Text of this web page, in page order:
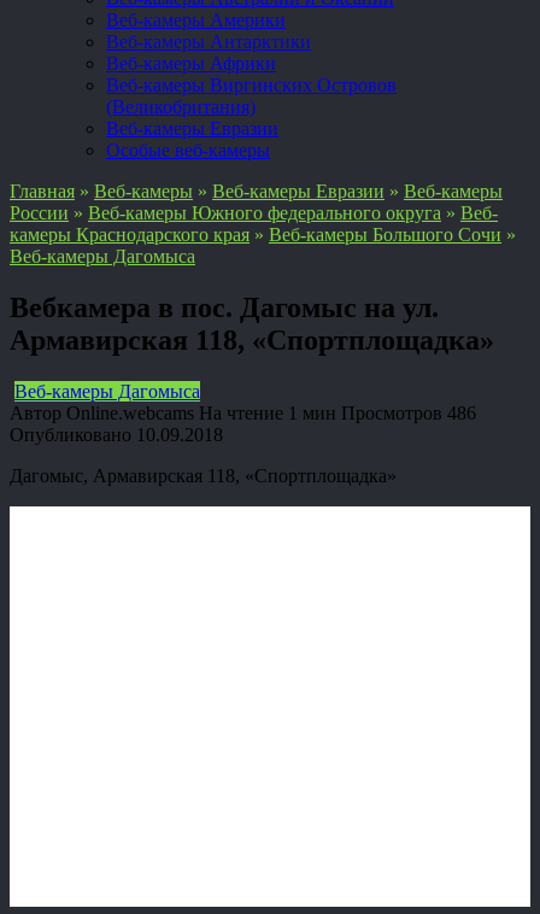
Веб-камеры Америки
Веб-камеры Антарктики
Веб-камеры Африки
Веб-камеры Виргинских Островов
(Великобритания)
Веб-камеры Евразии
Особые веб-камеры
Главная » Веб-камеры » Веб-камеры Евразии » Веб-камеры
России » Веб-камеры Южного федерального округа » Веб-
камеры Краснодарского края » Веб-камеры Большого Сочи »
Веб-камеры Дагомыса
Вебкамера в пос. Дагомыс на ул.
Армавирская 118, «Спортплощадка»
Веб-камеры Дагомыса
Автор Online.webcams На чтение 1 мин Просмотров 486
Опубликовано 10.09.2018
Дагомыс, Армавирская 118, «Спортплощадка»